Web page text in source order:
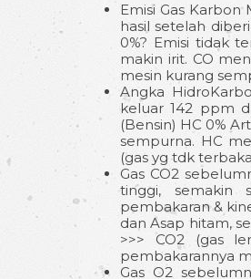
Emisi Gas Karbon
hasil setelah
0%? Emisi tidak
makin irit. CO
mesin kurang
Angka
keluar 142 ppm
(Bensin) HC 0%
sempurna. HC
(gas yg tdk
Gas CO2
tinggi, semakin
pembakaran &
dan Asap hitam,
>>> CO2 (gas
pembakarannya
Gas O2